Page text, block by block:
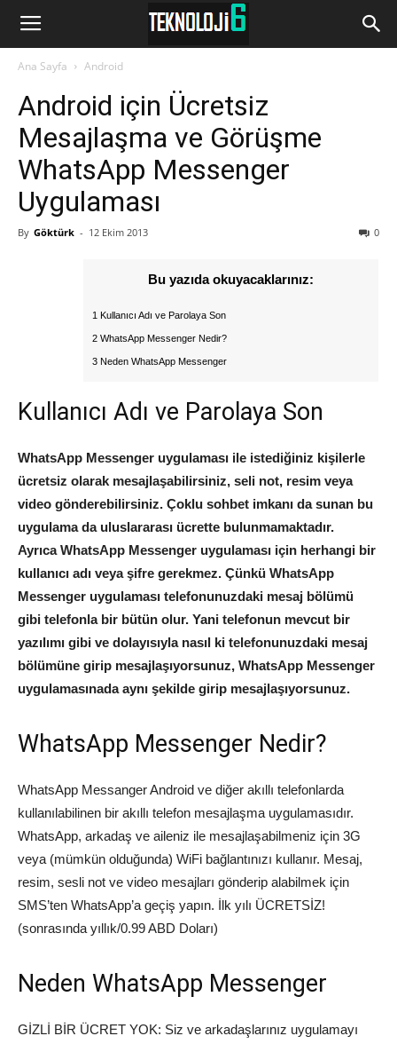
www.Teknoloji6.com
Ana Sayfa Android
Android için Ücretsiz
Mesajlaşma ve Görüşme
WhatsApp Messenger
Uygulaması
By Göktürk - 12 Ekim 2013 0
Bu yazıda okuyacaklarınız:
1 Kullanıcı Adı ve Parolaya Son
2 WhatsApp Messenger Nedir?
3 Neden WhatsApp Messenger
Kullanıcı Adı ve Parolaya Son
WhatsApp Messenger uygulaması ile istediğiniz kişilerle
ücretsiz olarak mesajlaşabilirsiniz, seli not, resim veya
video gönderebilirsiniz. Çoklu sohbet imkanı da sunan bu
uygulama da uluslararası ücrette bulunmamaktadır.
Ayrıca WhatsApp Messenger uygulaması için herhangi bir
kullanıcı adı veya şifre gerekmez. Çünkü WhatsApp
Messenger uygulaması telefonunuzdaki mesaj bölümü
gibi telefonla bir bütün olur. Yani telefonun mevcut bir
yazılımı gibi ve dolayısıyla nasıl ki telefonunuzdaki mesaj
bölümüne girip mesajlaşıyorsunuz, WhatsApp Messenger
uygulamasınada aynı şekilde girip mesajlaşıyorsunuz.
WhatsApp Messenger Nedir?
WhatsApp Messanger Android ve diğer akıllı telefonlarda
kullanılabilinen bir akıllı telefon mesajlaşma uygulamasıdır.
WhatsApp, arkadaş ve aileniz ile mesajlaşabilmeniz için 3G
veya (mümkün olduğunda) WiFi bağlantınızı kullanır. Mesaj,
resim, sesli not ve video mesajları gönderip alabilmek için
SMS’ten WhatsApp’a geçiş yapın. İlk yılı ÜCRETSİZ!
(sonrasında yıllık/0.99 ABD Doları)
Neden WhatsApp Messenger
GİZLİ BİR ÜCRET YOK: Siz ve arkadaşlarınız uygulamayı